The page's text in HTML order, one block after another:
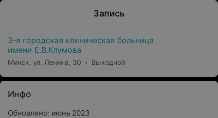
Запись
3-я городская клиническая больница
имени Е.В.Клумова
Минск, ул. Ленина, 30 Выходной
Инфо
Обновлено: июнь 2023